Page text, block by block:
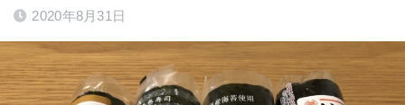
2020年8月31日